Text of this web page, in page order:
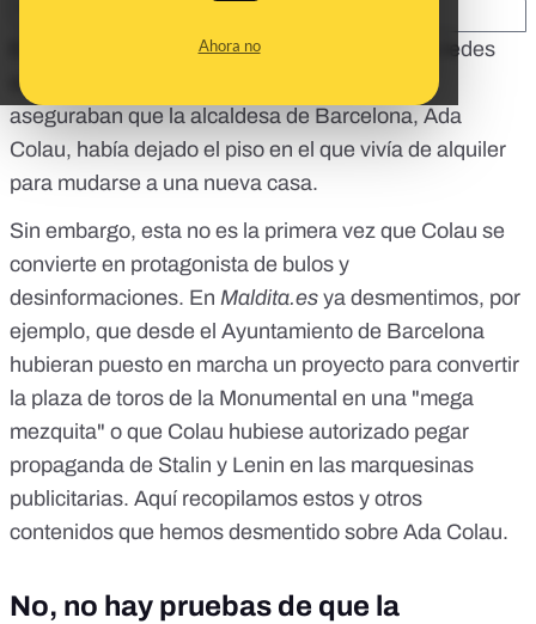
Ahora no
En los últimos días han circulado por distintas redes
sociales contenidos (como
aseguraban que la alcaldesa de Barcelona, Ada
Colau, había dejado el piso en el que vivía de alquiler
para mudarse a una nueva casa.
Sin embargo, esta no es la primera vez que Colau se
convierte en protagonista de bulos y
desinformaciones. En Maldita.es ya desmentimos, por
ejemplo, que desde el Ayuntamiento de Barcelona
hubieran puesto en marcha un proyecto para convertir
la plaza de toros de la Monumental en una "mega
mezquita" o que Colau hubiese autorizado pegar
propaganda de Stalin y Lenin en las marquesinas
publicitarias. Aquí recopilamos estos y otros
contenidos que hemos desmentido sobre Ada Colau.
No, no hay pruebas de que la